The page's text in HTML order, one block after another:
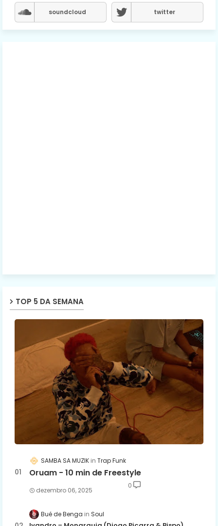
soundcloud twitter
TOP 5 DA SEMANA
SAMBA SA MUZIK Trap Funk
Oruam - 10 min de Freestyle
dezembro 06, 2025
0
Bué de Benga Soul